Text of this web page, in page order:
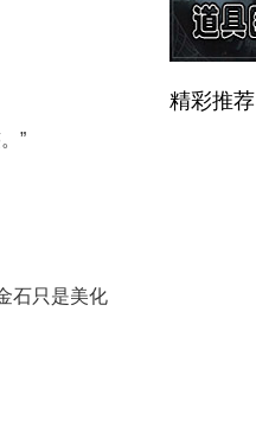
”
石只是美化
精彩推荐